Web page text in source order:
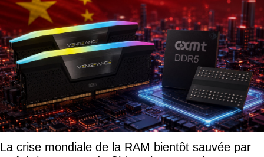
La crise mondiale de la RAM bientôt sauvée par